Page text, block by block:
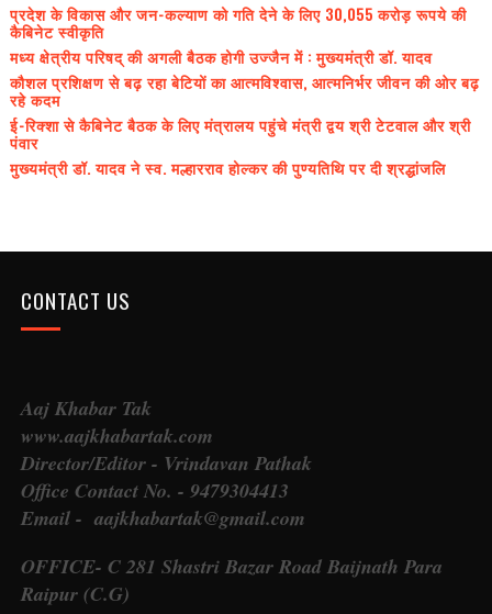
प्रदेश के विकास और जन-कल्याण को गति देने के लिए 30,055 करोड़ रूपये की
कैबिनेट स्वीकृति
मध्य क्षेत्रीय परिषद् की अगली बैठक होगी उज्जैन में : मुख्यमंत्री डॉ. यादव
कौशल प्रशिक्षण से बढ़ रहा बेटियों का आत्मविश्वास, आत्मनिर्भर जीवन की ओर बढ़
रहे कदम
ई-रिक्शा से कैबिनेट बैठक के लिए मंत्रालय पहुंचे मंत्री द्वय श्री टेटवाल और श्री
पंवार
मुख्यमंत्री डॉ. यादव ने स्व. मल्हारराव होल्कर की पुण्यतिथि पर दी श्रद्धांजलि
CONTACT US
Aaj Khabar Tak
www.aajkhabartak.com
Director/Editor - Vrindavan Pathak
Office Contact No. - 9479304413
Email - aajkhabartak@gmail.com
OFFICE- C 281 Shastri Bazar Road Baijnath Para
Raipur (C.G)